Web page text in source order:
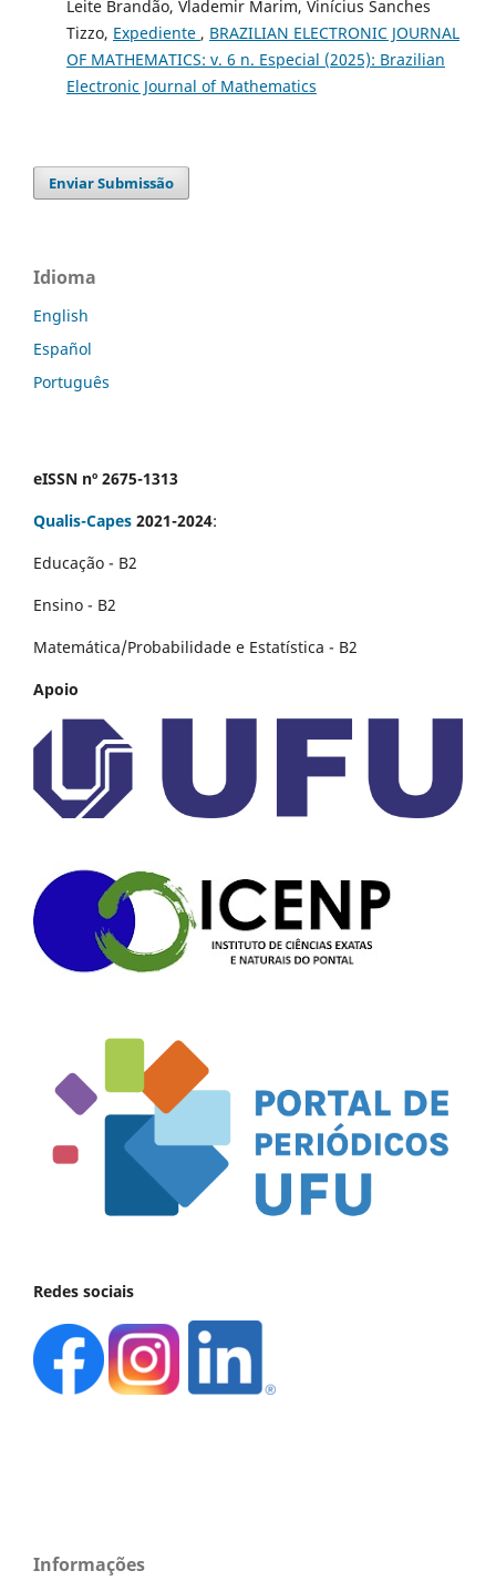
Leite Brandão, Vlademir Marim, Vinícius Sanches
Tizzo, Expediente , BRAZILIAN ELECTRONIC JOURNAL
OF MATHEMATICS: v. 6 n. Especial (2025): Brazilian
Electronic Journal of Mathematics
Enviar Submissão
Idioma
English
Español
Português
eISSN nº 2675-1313
Qualis-Capes 2021-2024:
Educação - B2
Ensino - B2
Matemática/Probabilidade e Estatística - B2
Apoio
Redes sociais
Informações